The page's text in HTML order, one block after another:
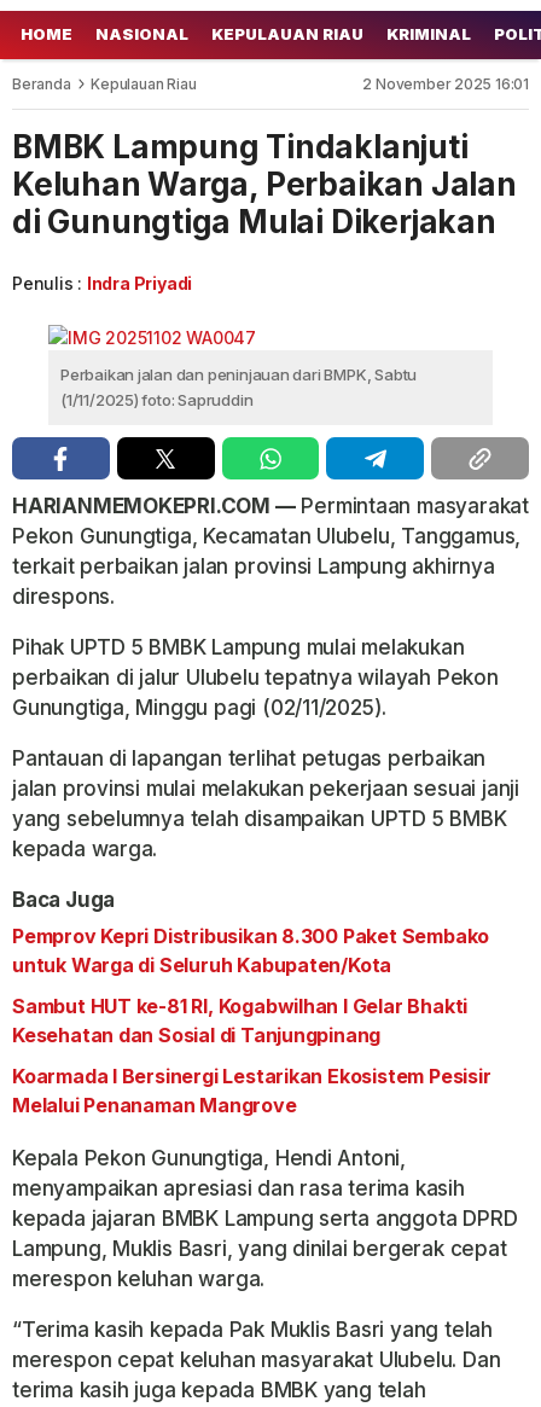
HOME NASIONAL KEPULAUAN RIAU KRIMINAL
Beranda Kepulauan Riau 2 November 2025 16:01
BMBK Lampung Tindaklanjuti
Keluhan Warga, Perbaikan Jalan
di Gunungtiga Mulai Dikerjakan
Penulis : Indra Priyadi
Perbaikan jalan dan peninjauan dari BMPK, Sabtu
(1/11/2025) foto: Sapruddin
HARIANMEMOKEPRI.COM —Permintaan masyarakat
Pekon Gunungtiga, Kecamatan Ulubelu, Tanggamus,
terkait perbaikan jalan provinsi Lampung akhirnya
direspons.
Pihak UPTD 5 BMBK Lampung mulai melakukan
perbaikan di jalur Ulubelu tepatnya wilayah Pekon
Gunungtiga, Minggu pagi (02/11/2025).
Pantauan di lapangan terlihat petugas perbaikan
jalan provinsi mulai melakukan pekerjaan sesuai janji
yang sebelumnya telah disampaikan UPTD 5 BMBK
kepada warga.
Baca Juga
Pemprov Kepri Distribusikan 8.300 Paket Sembako
untuk Warga di Seluruh Kabupaten/Kota
Sambut HUT ke-81 RI, Kogabwilhan I Gelar Bhakti
Kesehatan dan Sosial di Tanjungpinang
Koarmada I Bersinergi Lestarikan Ekosistem Pesisir
Melalui Penanaman Mangrove
Kepala Pekon Gunungtiga, Hendi Antoni,
menyampaikan apresiasi dan rasa terima kasih
kepada jajaran BMBK Lampung serta anggota DPRD
Lampung, Muklis Basri, yang dinilai bergerak cepat
merespon keluhan warga.
“Terima kasih kepada Pak Muklis Basri yang telah
merespon cepat keluhan masyarakat Ulubelu. Dan
terima kasih juga kepada BMBK yang telah